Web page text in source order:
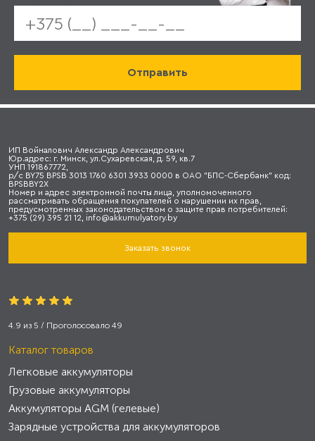
ИП Войналович Александр Александрович
Юр.адрес: г. Минск, ул.Сухаревская, д. 59, кв.7
УНП 191867772,
р/с BY75 BPSB 3013 1760 6301 3933 0000 в ОАО "БПС-Сбербанк" код:
BPSBBY2X
Номер и адрес электронной почты лица, уполномоченного
рассматривать обращения покупателей о нарушении их прав,
предусмотренных законодательством о защите прав потребителей:
+375 (29) 395 21 12, info@akkumulyatory.by
Заказать звонок
4.9 из 5 / Проголосовало 49
Каталог товаров
Легковые аккумуляторы
Грузовые аккумуляторы
Аккумуляторы AGM (гелевые)
Зарядные устройства для аккумуляторов